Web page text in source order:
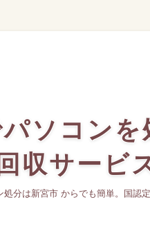
ソコン
収サービ
分は新宮市 からでも簡単。国認